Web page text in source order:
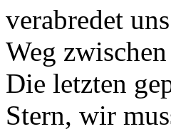
verabredet
Weg
Die letzten
Stern, wir